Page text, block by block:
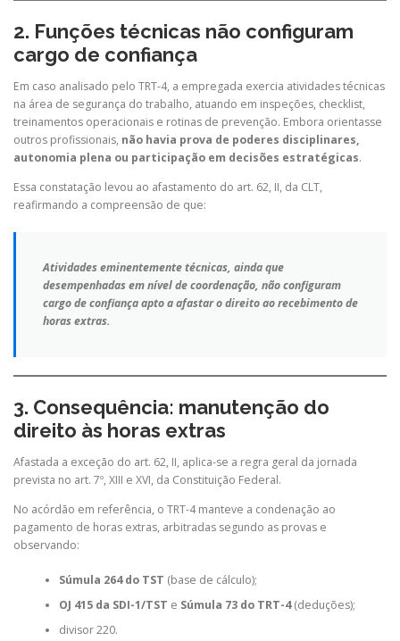
2. Funções técnicas não configuram
cargo de confiança
Em caso analisado pelo TRT-4, a empregada exercia atividades técnicas
na área de segurança do trabalho, atuando em inspeções, checklist,
treinamentos operacionais e rotinas de prevenção. Embora orientasse
outros profissionais, não havia prova de poderes disciplinares,
autonomia plena ou participação em decisões estratégicas.
Essa constatação levou ao afastamento do art. 62, II, da CLT,
reafirmando a compreensão de que:
Atividades eminentemente técnicas, ainda que
desempenhadas em nível de coordenação, não configuram
cargo de confiança apto a afastar o direito ao recebimento de
horas extras.
3. Consequência: manutenção do
direito às horas extras
Afastada a exceção do art. 62, II, aplica-se a regra geral da jornada
prevista no art. 7º, XIII e XVI, da Constituição Federal.
No acórdão em referência, o TRT-4 manteve a condenação ao
pagamento de horas extras, arbitradas segundo as provas e
observando:
Súmula 264 do TST (base de cálculo);
OJ 415 da SDI-1/TST e Súmula 73 do TRT-4(deduções);
divisor 220.